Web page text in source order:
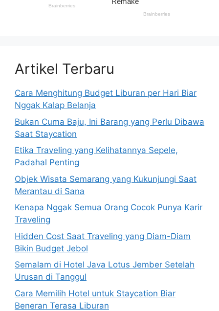
Artikel Terbaru
Cara Menghitung Budget Liburan per Hari Biar
Nggak Kalap Belanja
Bukan Cuma Baju, Ini Barang yang Perlu Dibawa
Saat Staycation
Etika Traveling yang Kelihatannya Sepele,
Padahal Penting
Objek Wisata Semarang yang Kukunjungi Saat
Merantau di Sana
Kenapa Nggak Semua Orang Cocok Punya Karir
Traveling
Hidden Cost Saat Traveling yang Diam-Diam
Bikin Budget Jebol
Semalam di Hotel Java Lotus Jember Setelah
Urusan di Tanggul
Cara Memilih Hotel untuk Staycation Biar
Beneran Terasa Liburan